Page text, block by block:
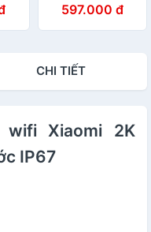
12800 Dùng Cho
Macbook Laptop
Bảo Hành 36T 1
597.000 đ
CHI TIẾT
wifi Xiaomi 2K
IP67